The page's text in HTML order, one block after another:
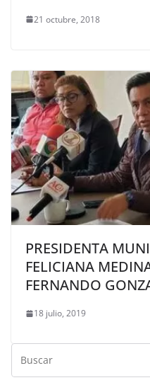
21 octubre, 2018
PRESIDENTA
FELICIANA
FERNANDO
18 julio, 2019